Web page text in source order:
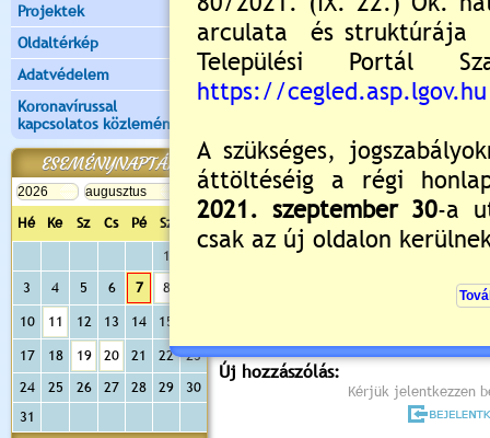
Projektek
Oldaltérkép
Adatvédelem
Koronavírussal
kapcsolatos közlemények
ESEMÉNYNAPTÁR
Hé Ke Sz Cs Pé Sz
Va
1
3
4 5 6 7 8
10 11 12 13 14 15
17 18 19 20 21 22
23
24
25 26 27 28 29
30
31
Új hozzászólás:
Kérjük jelentkezzen